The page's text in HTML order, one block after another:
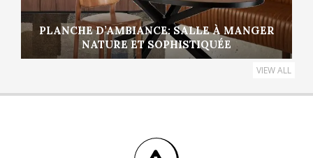
PLANCHE D’AMBIANCE: SALLE À MANGER
NATURE ET SOPHISTIQUÉE
VIEW ALL